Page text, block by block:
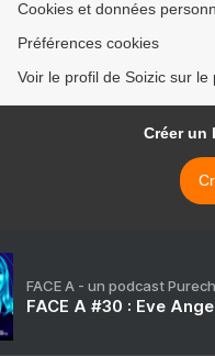
Cookies et données
Préférences cookies
Voir le profil de Soizic sur le
Créer un
FACE A - un podcast
FACE A #30 : Eve